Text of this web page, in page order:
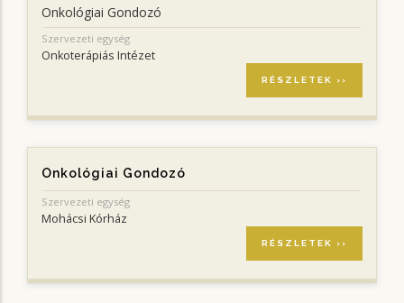
Onkológiai Gondozó
Szervezeti egység
Onkoterápiás Intézet
RÉSZLETEK ››
Onkológiai Gondozó
Szervezeti egység
Mohácsi Kórház
RÉSZLETEK ››